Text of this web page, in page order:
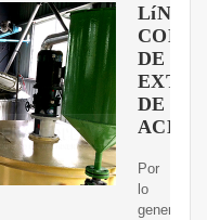
LíNEA
DE
DE
Por
lo
general,